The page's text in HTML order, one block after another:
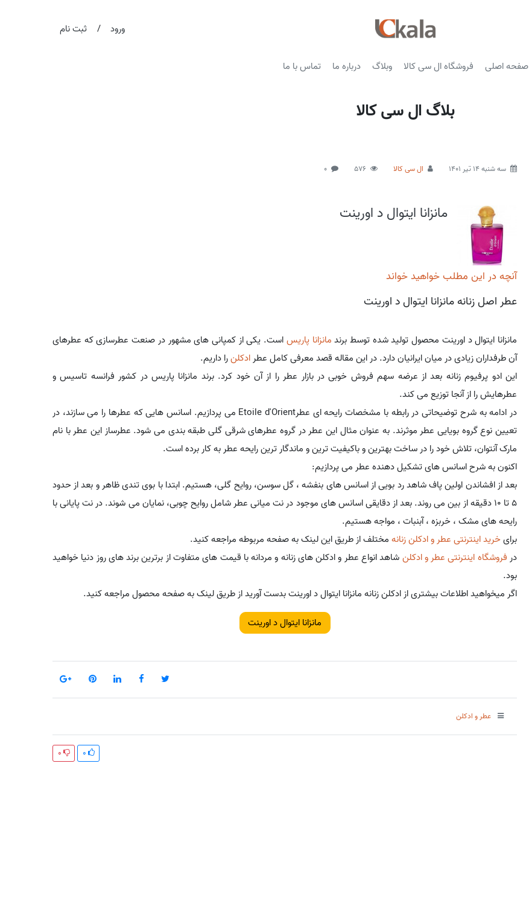
ورود / ثبت نام
صفحه اصلی فروشگاه ال سی کالا وبلاگ درباره ما تماس با ما
بلاگ ال سی کالا
سه شنبه 14 تیر 1401 ال سی کالا 576
0
مانزانا ایتوال د اورینت
آنچه در این مطلب خواهید خواند
عطر اصل زنانه مانزانا ایتوال د اورینت
مانزانا ایتوال د اورینت محصول تولید شده توسط برند مانزانا پاریس است. یکی از کمپانی های مشهور در صنعت عطرسازی که عطرهای
آن طرفداران زیادی در میان ایرانیان دارد. در این مقاله قصد معرفی کامل عطر ادکلنرا داریم.
این ادو پرفیوم زنانه بعد از عرضه سهم فروش خوبی در بازار عطر را از آن خود کرد. برند مانزانا پاریس در کشور فرانسه تاسیس و
عطرهایش را از آنجا توزیع می کند.
در ادامه به شرح توضیحاتی در رابطه با مشخصات رایحه ای عطرEtoile d'Orient می پردازیم. اسانس هایی که عطرها را می سازند، در
تعیین نوع گروه بویایی عطر موثرند. به عنوان مثال این عطر در گروه عطرهای شرقی گلی طبقه بندی می شود. عطرساز این عطر با نام
مارک آنتوان، تلاش خود را در ساخت بهترین و باکیفیت ترین و ماندگار ترین رایحه عطر به کار برده است.
اکنون به شرح اسانس های تشکیل دهنده عطر می پردازیم:
بعد از افشاندن اولین پاف شاهد رد بویی از اسانس های بنفشه ، گل سوسن، روایح گلی، هستیم. ابتدا با بوی تندی ظاهر و بعد از حدود
5 تا 10 دقیقه از بین می روند. بعد از دقایقی اسانس های موجود در نت میانی عطر شامل روایح چوبی، نمایان می شوند. در نت پایانی با
رایحه های مشک ، خربزه ، آبنبات ، مواجه هستیم.
برایخرید اینترنتی عطر و ادکلن زنانه مختلف از طریق این لینک به صفحه مربوطه مراجعه کنید.
در فروشگاه اینترنتی عطر و ادکلن شاهد انواع عطر و ادکلن های زنانه و مردانه با قیمت های متفاوت از برترین برند های روز دنیا خواهید
بود.
اگر میخواهید اطلاعات بیشتری از ادکلن زنانه مانزانا ایتوال د اورینت بدست آورید از طریق لینک به صفحه محصول مراجعه کنید.
مانزانا ایتوال د اورینت
عطر و ادکلن